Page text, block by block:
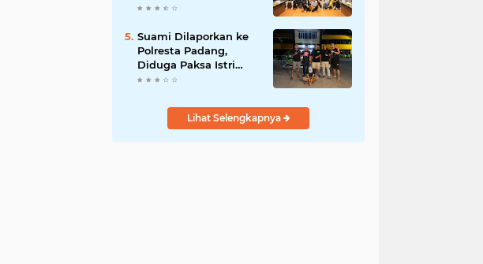
Tanjungpinang
Strategis
Suami Dilaporkan ke
Polresta Padang,
Diduga Paksa Istri
Layani Pria Lain
Lihat Selengkapnya